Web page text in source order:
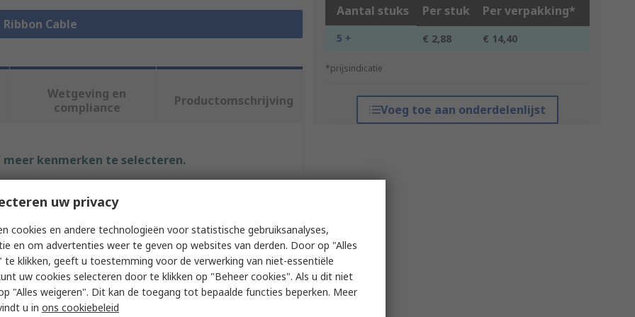
Cable
Aantal stuks Per stuk Per verpakking*
5 + € 2,88 € 14,40
*prijsindicatie
Voeg toe aan onderdelenlijst
Wetgeving en
compliance
Productomschrijving
kenmerken te selecteren.
Wurth Elektronik
Ribbon Cable
0.5mm
uw privacy
cookies en andere technologieën voor statistische gebruiksanalyses,
en om advertenties weer te geven op websites van derden. Door op "Alles
te klikken, geeft u toestemming voor de verwerking van niet-essentiële
uw cookies selecteren door te klikken op "Beheer cookies". Als u dit niet
"Alles weigeren". Dit kan de toegang tot bepaalde functies beperken. Meer
u in ons cookiebeleid